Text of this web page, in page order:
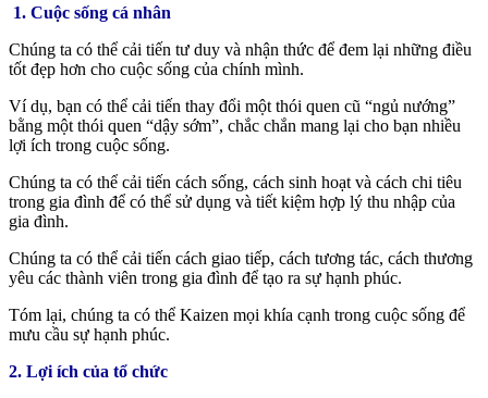
1. Cuộc sống cá nhân
Chúng ta có thể cải tiến tư duy và nhận thức để đem lại những điều
tốt đẹp hơn cho cuộc sống của chính mình.
Ví dụ, bạn có thể cải tiến thay đổi một thói quen cũ “ngủ nướng”
bằng một thói quen “dậy sớm”, chắc chắn mang lại cho bạn nhiều
lợi ích trong cuộc sống.
Chúng ta có thể cải tiến cách sống, cách sinh hoạt và cách chi tiêu
trong gia đình để có thể sử dụng và tiết kiệm hợp lý thu nhập của
gia đình.
Chúng ta có thể cải tiến cách giao tiếp, cách tương tác, cách thương
yêu các thành viên trong gia đình để tạo ra sự hạnh phúc.
Tóm lại, chúng ta có thể Kaizen mọi khía cạnh trong cuộc sống để
mưu cầu sự hạnh phúc.
2. Lợi ích của tổ chức